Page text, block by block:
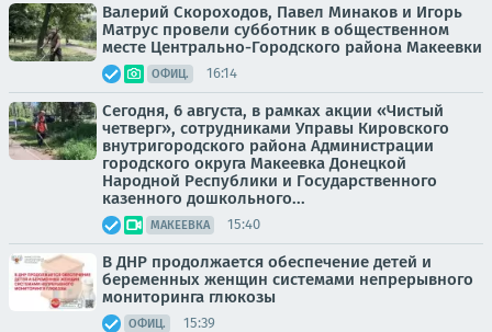
Валерий Скороходов, Павел Минаков и Игорь
Матрус провели субботник в общественном
месте Центрально-Городского района Макеевки
ОФИЦ. 16:14
Сегодня, 6 августа, в рамках акции «Чистый
четверг», сотрудниками Управы Кировского
внутригородского района Администрации
городского округа Макеевка Донецкой
Народной Республики и Государственного
казенного дошкольного...
МАКЕЕВКА 15:40
В ДНР продолжается обеспечение детей и
беременных женщин системами непрерывного
мониторинга глюкозы
ОФИЦ. 15:39